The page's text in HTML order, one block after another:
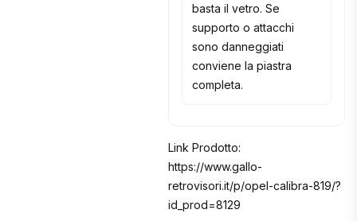
basta il vetro. Se
supporto o attacchi
sono danneggiati
conviene la piastra
completa.
Link Prodotto:
https://www.gallo-
retrovisori.it/p/opel-calibra-819/?
id_prod=8129